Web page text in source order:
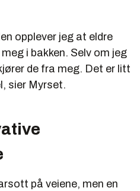
opplever jeg at eldre
i bakken. Selv om jeg
de fra meg. Det er litt
sier Myrset.
på veiene, men en